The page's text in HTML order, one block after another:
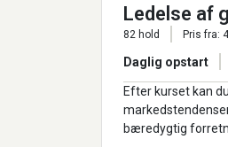
Ledelse af
82 hold Pris fra:
Daglig opstart
Efter kurset kan
bæredygtig